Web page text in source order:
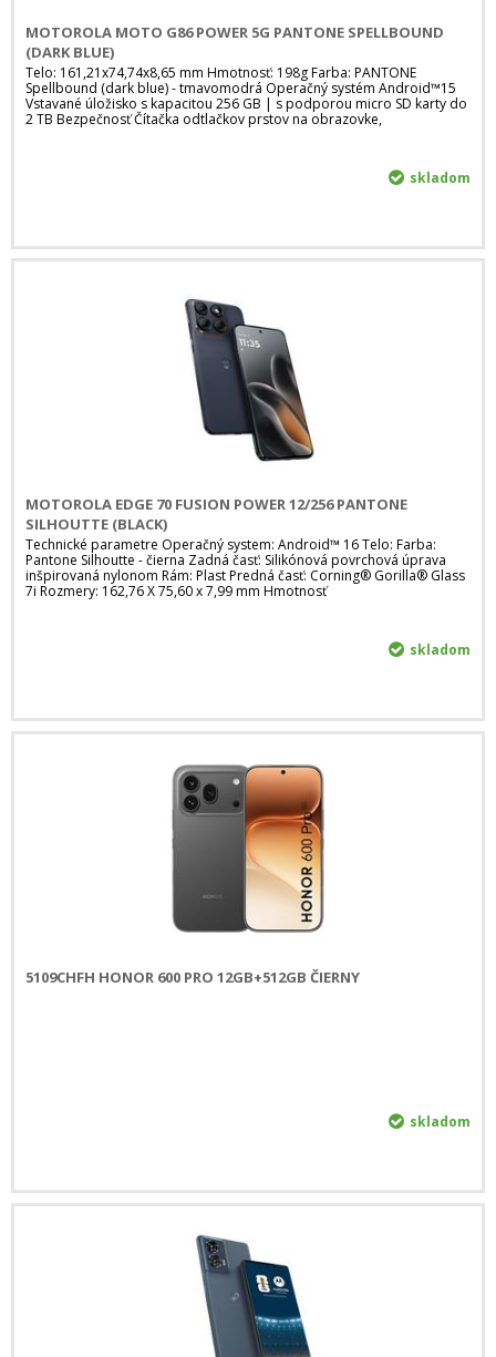
MOTOROLA MOTO G86 POWER 5G PANTONE SPELLBOUND
(DARK BLUE)
Telo: 161,21x74,74x8,65 mm Hmotnosť: 198g Farba: PANTONE
Spellbound (dark blue) - tmavomodrá Operačný systém Android™15
Vstavané úložisko s kapacitou 256 GB | s podporou micro SD karty do
2 TB Bezpečnosť Čítačka odtlačkov prstov na obrazovke,
skladom
MOTOROLA EDGE 70 FUSION POWER 12/256 PANTONE
SILHOUTTE (BLACK)
Technické parametre Operačný system: Android™ 16 Telo: Farba:
Pantone Silhoutte - čierna Zadná časť: Silikónová povrchová úprava
inšpirovaná nylonom Rám: Plast Predná časť: Corning® Gorilla® Glass
7i Rozmery: 162,76 X 75,60 x 7,99 mm Hmotnosť
skladom
5109CHFH HONOR 600 PRO 12GB+512GB ČIERNY
skladom